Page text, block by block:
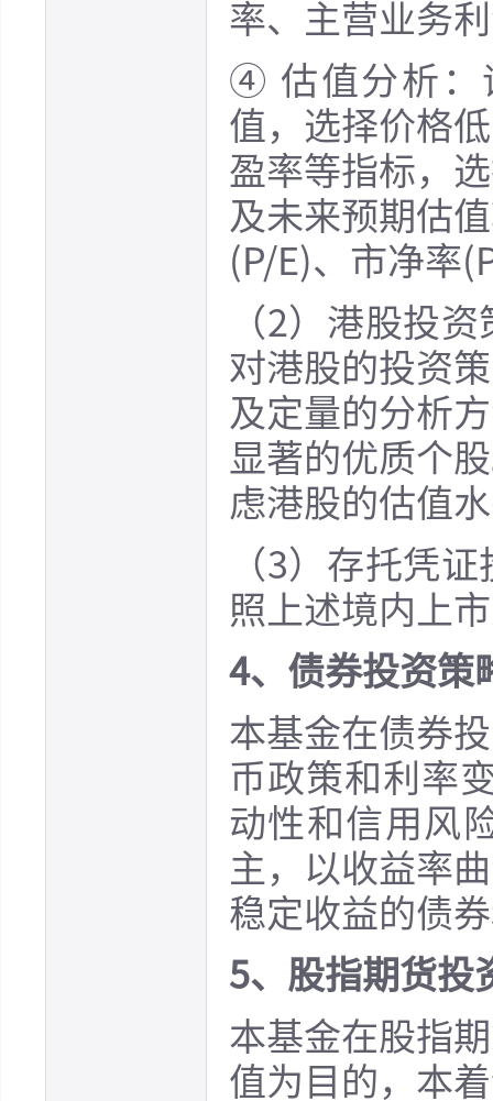
率、主营业务
④ 估值分析：
值，选择价格
盈率等指标，
及未来预期估
(P/E)、市净率
（2）港股投
对港股的投资
及定量的分析
显著的优质个
虑港股的估值
（3）存托凭
照上述境内上
4、债券投资策
本基金在债券
币政策和利率
动性和信用风
主，以收益率
稳定收益的债
5、股指期货投
本基金在股指
值为目的，本